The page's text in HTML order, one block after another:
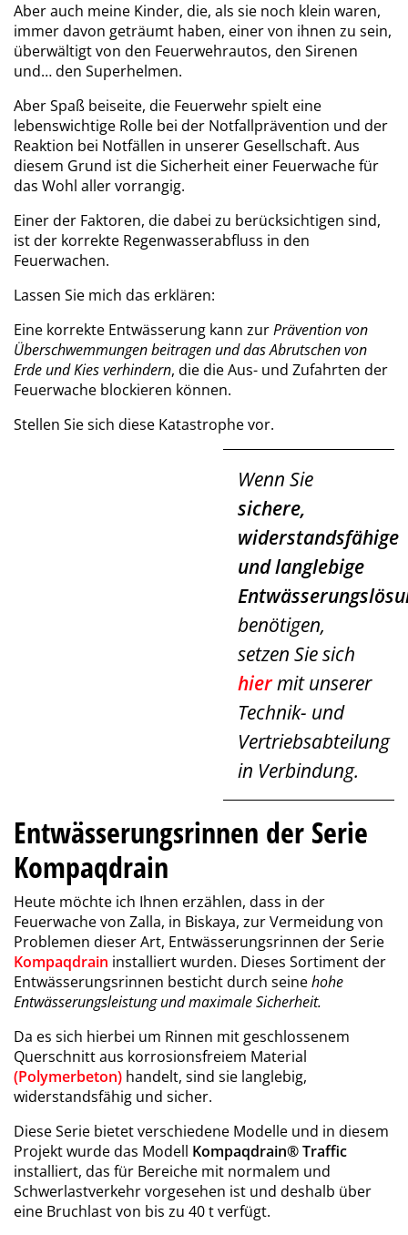
Aber auch meine Kinder, die, als sie noch klein waren,
immer davon geträumt haben, einer von ihnen zu sein,
überwältigt von den Feuerwehrautos, den Sirenen
und… den Superhelmen.
Aber Spaß beiseite, die Feuerwehr spielt eine
lebenswichtige Rolle bei der Notfallprävention und der
Reaktion bei Notfällen in unserer Gesellschaft. Aus
diesem Grund ist die Sicherheit einer Feuerwache für
das Wohl aller vorrangig.
Einer der Faktoren, die dabei zu berücksichtigen sind,
ist der korrekte Regenwasserabfluss in den
Feuerwachen.
Lassen Sie mich das erklären:
Eine korrekte Entwässerung kann zurPrävention von
Überschwemmungen beitragen und das Abrutschen von
Erde und Kies verhindern, die die Aus- und Zufahrten der
Feuerwache blockieren können.
Stellen Sie sich diese Katastrophe vor.
Wenn Sie
sichere,
widerstandsfähige
und langlebige
benötigen,
setzen Sie sich
hiermit unserer
Technik- und
Vertriebsabteilung
in Verbindung.
Entwässerungsrinnen der Serie
Kompaqdrain
Heute möchte ich Ihnen erzählen, dass in der
Feuerwache von Zalla, in Biskaya, zur Vermeidung von
Problemen dieser Art, Entwässerungsrinnen der Serie
Kompaqdrain installiert wurden. Dieses Sortiment der
Entwässerungsrinnen besticht durch seinehohe
Entwässerungsleistung und maximale Sicherheit.
Da es sich hierbei um Rinnen mit geschlossenem
Querschnitt aus korrosionsfreiem Material
(Polymerbeton) handelt, sind sie langlebig,
widerstandsfähig und sicher.
Diese Serie bietet verschiedene Modelle und in diesem
Projekt wurde das Modell Kompaqdrain® Traffic
installiert, das für Bereiche mit normalem und
Schwerlastverkehr vorgesehen ist und deshalb über
eine Bruchlast von bis zu 40 t verfügt.